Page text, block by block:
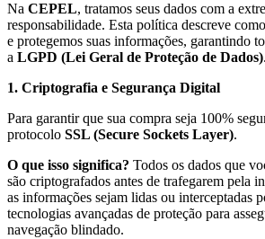
Na CEPEL, tratamos seus dados com a
responsabilidade. Esta política descreve
e protegemos suas informações, garantindo
a LGPD (Lei Geral de Proteção de Dados).
1. Criptografia e Segurança Digital
Para garantir que sua compra seja 100%
protocolo SSL (Secure Sockets Layer).
O que isso significa? Todos os dados que
são criptografados antes de trafegarem pela
as informações sejam lidas ou interceptadas
tecnologias avançadas de proteção para
navegação blindado.